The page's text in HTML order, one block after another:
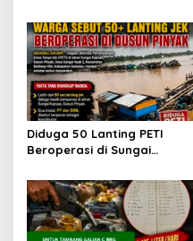
Suara
Diduga 50 Lanting PETI
Beroperasi di Sungai
Aparat Bongkar Aktor di
Balik Tambang Emas Ilegal